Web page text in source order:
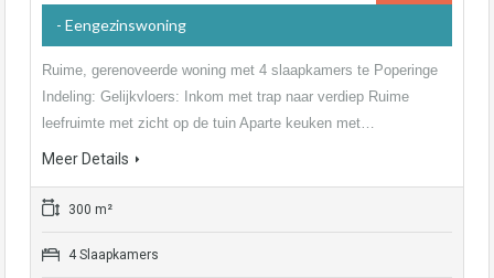
- Eengezinswoning
Ruime, gerenoveerde woning met 4 slaapkamers te Poperinge
Indeling: Gelijkvloers: Inkom met trap naar verdiep Ruime
leefruimte met zicht op de tuin Aparte keuken met…
Meer Details
300 m²
4 Slaapkamers